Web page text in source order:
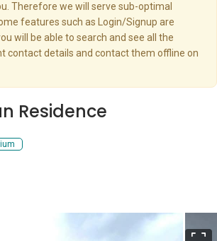
Therefore we will serve sub-optimal
features such as Login/Signup are
will be able to search and see all the
contact details and contact them offline on
Residence